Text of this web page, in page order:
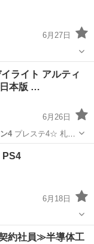
6月27日
ライト アルティ
日本版 …
6月26日
4プレステ4☆ 札幌
PS4
6月18日
ム
約社員≫半導体工